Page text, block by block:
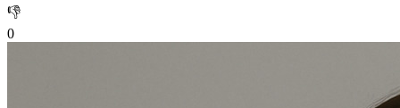
👎
0